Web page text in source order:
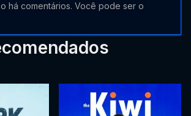
há comentários. Você pode ser o